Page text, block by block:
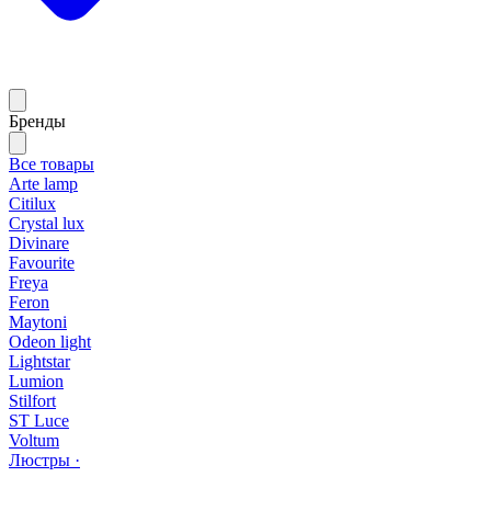
Бренды
Все товары
Arte lamp
Citilux
Crystal lux
Divinare
Favourite
Freya
Feron
Maytoni
Odeon light
Lightstar
Lumion
Stilfort
ST Luce
Voltum
Люстры ·